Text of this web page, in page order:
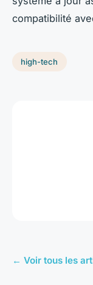
compatibilité
high-tech
← Voir tous les